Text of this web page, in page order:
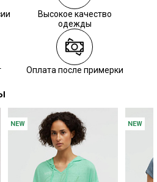
СДЭК
выдачи СДЭК
Высокое качество
одежды
Оплата после примерки
NEW NEW